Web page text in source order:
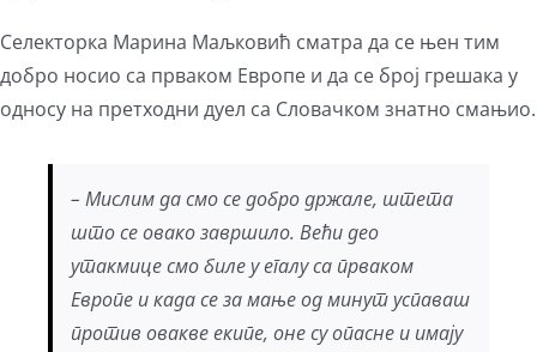
Селекторка Марина Маљковић сматра да се њен тим
добро носио са прваком Европе и да се број грешака у
односу на претходни дуел са Словачком знатно смањио.
– Мислим да смо се добро држале, штета
што се овако завршило. Већи део
утакмице смо биле у егалу са прваком
Европе и када се за мање од минут успаваш
против овакве екипе, оне су опасне и имају